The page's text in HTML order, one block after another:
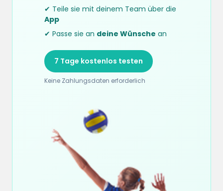
✔ Teile sie mit deinem Team über die
App
✔ Passe sie an deine Wünsche an
7 Tage kostenlos testen
Keine Zahlungsdaten erforderlich